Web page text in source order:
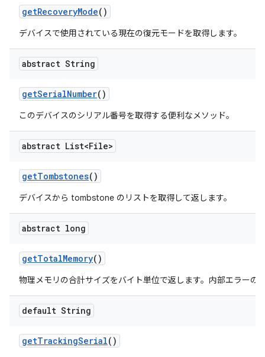
getRecoveryMode()
デバイスで使用されている現在の復元モードを取得します。
abstract String
getSerialNumber()
このデバイスのシリアル番号を取得する便利なメソッド。
abstract List<File>
getTombstones()
デバイスから tombstone のリストを取得して返します。
abstract long
getTotalMemory()
物理メモリの合計サイズをバイト単位で返します。内部エラーの
default String
getTrackingSerial()